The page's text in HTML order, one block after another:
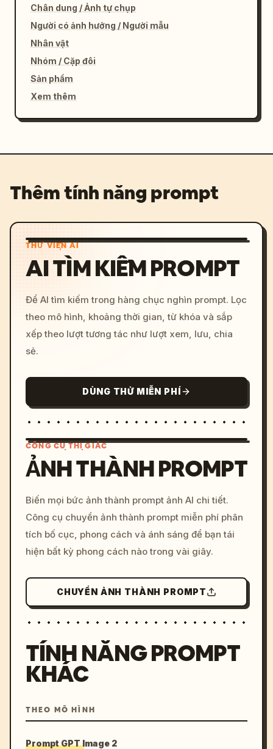
Chân dung / Ảnh tự chụp
Người có ảnh hưởng / Người mẫu
Nhân vật
Nhóm / Cặp đôi
Sản phẩm
Xem thêm
Thêm tính năng prompt
THƯ VIỆN AI
AI TÌM KIẾM PROMPT
Để AI tìm kiếm trong hàng chục nghìn prompt. Lọc
theo mô hình, khoảng thời gian, từ khóa và sắp
xếp theo lượt tương tác như lượt xem, lưu, chia
sẻ.
DÙNG THỬ MIỄN PHÍ
c, cyberpunk sunset, neon
colors, 8k --v 6.0
CÔNG CỤ THỊ GIÁC
ẢNH THÀNH PROMPT
Biến mọi bức ảnh thành prompt ảnh AI chi tiết.
Công cụ chuyển ảnh thành prompt miễn phí phân
tích bố cục, phong cách và ánh sáng để bạn tái
hiện bất kỳ phong cách nào trong vài giây.
CHUYỂN ẢNH THÀNH PROMPT
TÍNH NĂNG PROMPT
KHÁC
THEO MÔ HÌNH
Prompt GPT Image 2